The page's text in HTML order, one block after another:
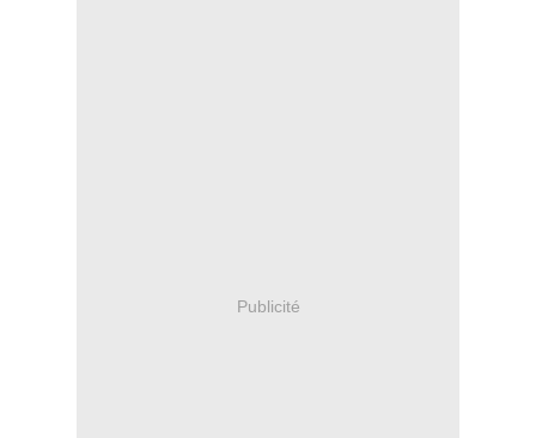
Publicité